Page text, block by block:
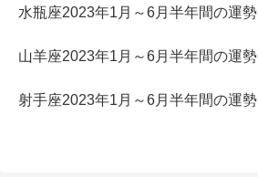
水瓶座2023年1月～6月半年間の運勢
山羊座2023年1月～6月半年間の運勢
射手座2023年1月～6月半年間の運勢